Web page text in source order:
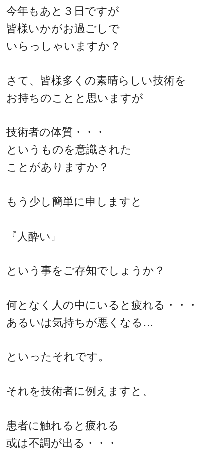
今年もあと３日ですが
皆様いかがお過ごしで
いらっしゃいますか？
さて、皆様多くの素晴らしい技術を
お持ちのことと思いますが
技術者の体質・・・
というものを意識された
ことがありますか？
もう少し簡単に申しますと
『人酔い』
という事をご存知でしょうか？
何となく人の中にいると疲れる・・・
あるいは気持ちが悪くなる…
といったそれです。
それを技術者に例えますと、
患者に触れると疲れる
或は不調が出る・・・